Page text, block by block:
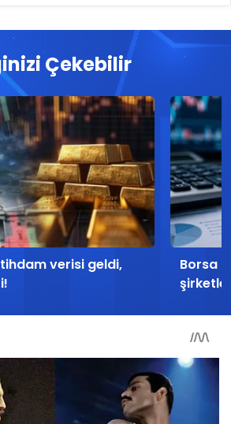
Çekebilir
verisi geldi,
Borsa